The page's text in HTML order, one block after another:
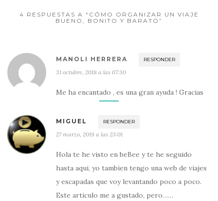
4 RESPUESTAS A “CÓMO ORGANIZAR UN VIAJE
BUENO, BONITO Y BARATO”
MANOLI HERRERA RESPONDER
31 octubre, 2018 a las 07:30
Me ha encantado , es una gran ayuda ! Gracias
MIGUEL RESPONDER
27 marzo, 2019 a las 23:01
Hola te he visto en beBee y te he seguido
hasta aqui, yo tambien tengo una web de viajes
y escapadas que voy levantando poco a poco.
Este articulo me a gustado, pero……